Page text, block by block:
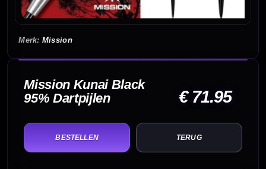
Mission
Mission Kunai Black
95% Dartpijlen
€ 71.95
TERUG